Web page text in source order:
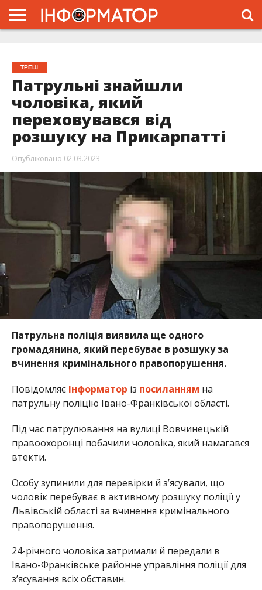
ТРЕШ
Патрульні знайшли
чоловіка, який
переховувався від
розшуку на Прикарпатті
Опубліковано 02.03.2023
Патрульна поліція виявила ще одного
громадянина, який перебуває в розшуку за
вчинення кримінального правопорушення.
Повідомляє Інформатор із посиланням на
патрульну поліцію Івано-Франківської області.
Під час патрулювання на вулиці Вовчинецькій
правоохоронці побачили чоловіка, який намагався
втекти.
Особу зупинили для перевірки й з’ясували, що
чоловік перебуває в активному розшуку поліції у
Львівській області за вчинення кримінального
правопорушення.
24-річного чоловіка затримали й передали в
Івано-Франківське районне управління поліції для
з’ясування всіх обставин.